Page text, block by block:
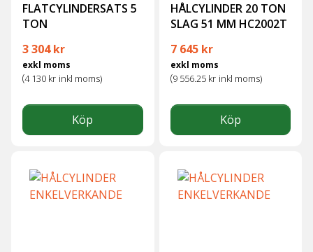
FLATCYLINDERSATS 5
TON
3 304kr
exkl moms
(4 130 kr inkl moms)
Köp
HÅLCYLINDER 20 TON
SLAG 51 MM HC2002T
Det ursprungliga priset var:
7 645 krDet nuvarande
exkl moms
(9 556.25 kr inkl moms)
Köp